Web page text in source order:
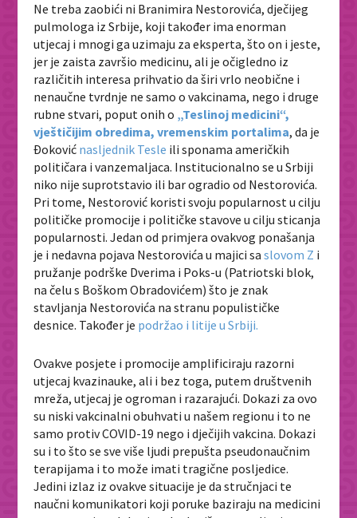
Ne treba zaobići ni Branimira Nestorovića, dječijeg
pulmologa iz Srbije, koji također ima enorman
utjecaj i mnogi ga uzimaju za eksperta, što on i jeste,
jer je zaista završio medicinu, ali je očigledno iz
različitih interesa prihvatio da širi vrlo neobične i
nenaučne tvrdnje ne samo o vakcinama, nego i druge
rubne stvari, poput onih o „Teslinoj medicini“,
vještičijim obredima, vremenskim portalima, da je
Đoković nasljednik Tesle ili sponama američkih
političara i vanzemaljaca. Institucionalno se u Srbiji
niko nije suprotstavio ili bar ogradio od Nestorovića.
Pri tome, Nestorović koristi svoju popularnost u cilju
političke promocije i političke stavove u cilju sticanja
popularnosti. Jedan od primjera ovakvog ponašanja
je i nedavna pojava Nestorovića u majici sa slovom Z i
pružanje podrške Dverima i Poks-u (Patriotski blok,
na čelu s Boškom Obradovićem) što je znak
stavljanja Nestorovića na stranu populističke
desnice. Također je podržao i litije u Srbiji.
Ovakve posjete i promocije amplificiraju razorni
utjecaj kvazinauke, ali i bez toga, putem društvenih
mreža, utjecaj je ogroman i razarajući. Dokazi za ovo
su niski vakcinalni obuhvati u našem regionu i to ne
samo protiv COVID-19 nego i dječijih vakcina. Dokazi
su i to što se sve više ljudi prepušta pseudonaučnim
terapijama i to može imati tragične posljedice.
Jedini izlaz iz ovakve situacije je da stručnjaci te
naučni komunikatori koji poruke baziraju na medicini